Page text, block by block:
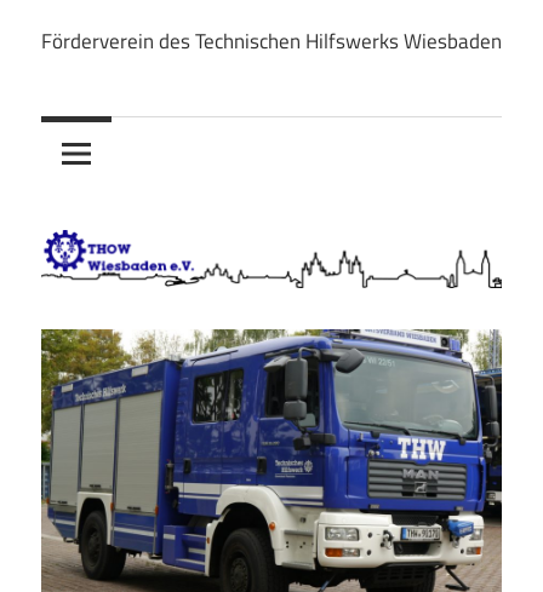
Inhalt
THOW
Wiesbaden
Förderverein des Technischen Hilfswerks Wiesbaden